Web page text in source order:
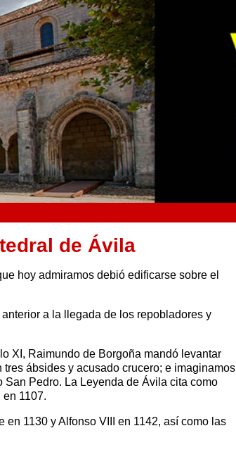
de Ávila
hoy admiramos debió edificarse sobre el
a la llegada de los repobladores y
XI, Raimundo de Borgoña mandó levantar
ábsides y acusado crucero; e imaginamos
Pedro. La Leyenda de Ávila cita como
1107.
1130 y Alfonso VIII en 1142, así como las